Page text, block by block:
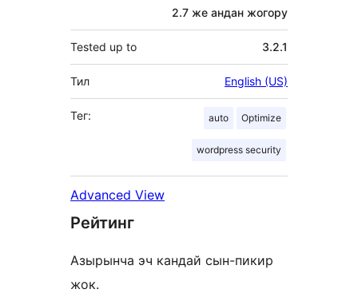
2.7 же андан жогору
Tested up to 3.2.1
Тил English (US)
Тег: auto Optimize
wordpress security
Advanced View
Рейтинг
Азырынча эч кандай сын-пикир
жок.